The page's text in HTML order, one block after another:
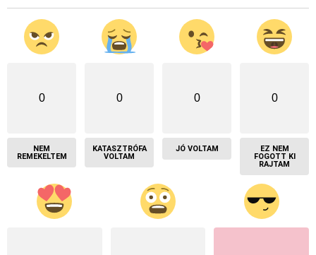
0
NEM
REMEKELTEM
0
KATASZTRÓFA
VOLTAM
0
JÓ VOLTAM
0
EZ NEM
FOGOTT KI
RAJTAM